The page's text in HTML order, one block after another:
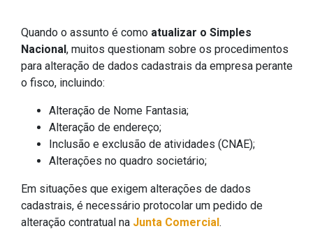
Quando o assunto é como atualizar o Simples
Nacional, muitos questionam sobre os procedimentos
para alteração de dados cadastrais da empresa perante
o fisco, incluindo:
Alteração de Nome Fantasia;
Alteração de endereço;
Inclusão e exclusão de atividades (CNAE);
Alterações no quadro societário;
Em situações que exigem alterações de dados
cadastrais, é necessário protocolar um pedido de
alteração contratual na Junta Comercial.